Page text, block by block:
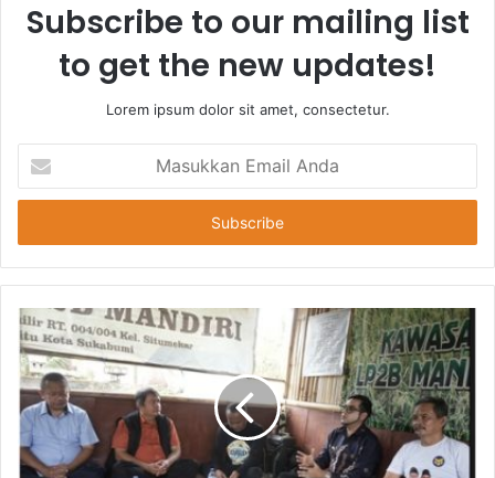
Subscribe to our mailing list
to get the new updates!
Lorem ipsum dolor sit amet, consectetur.
Email
Anda